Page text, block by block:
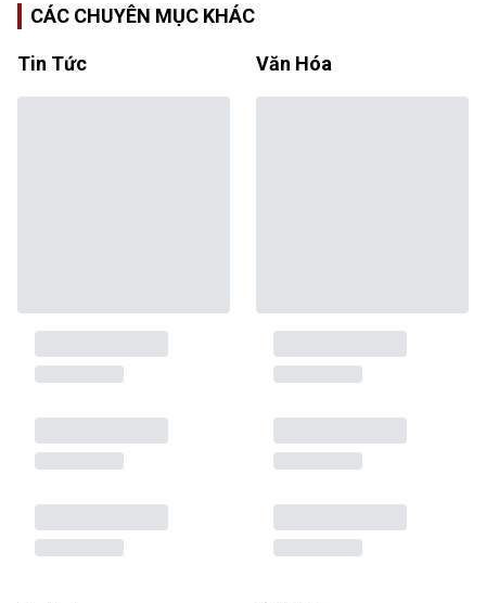
CÁC CHUYÊN MỤC KHÁC
Tin Tức Văn Hóa